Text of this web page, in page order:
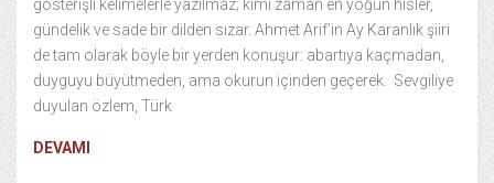
gösterişli kelimelerle yazılmaz; kimi zaman en yoğun hisler,
gündelik ve sade bir dilden sızar. Ahmet Arif’in Ay Karanlık şiiri
de tam olarak böyle bir yerden konuşur: abartıya kaçmadan,
duyguyu büyütmeden, ama okurun içinden geçerek. Sevgiliye
duyulan özlem, Türk
DEVAMI